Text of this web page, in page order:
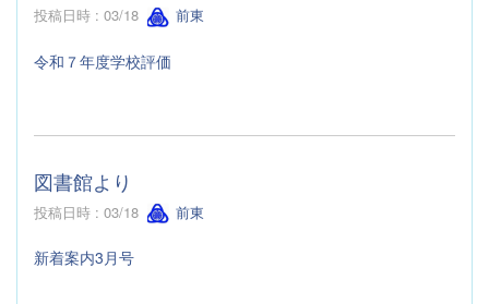
投稿日時 : 03/18 前東
令和７年度学校評価
図書館より
投稿日時 : 03/18 前東
新着案内3月号